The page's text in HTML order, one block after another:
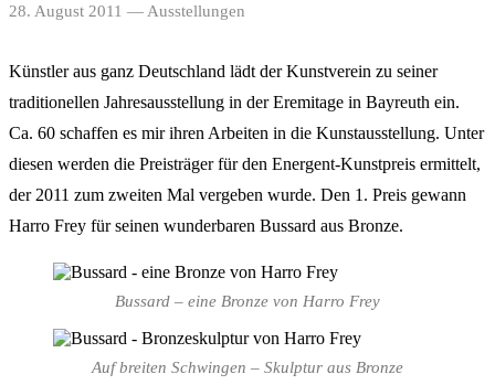
28. August 2011 — Ausstellungen
Künstler aus ganz Deutschland lädt der Kunstverein zu seiner
traditionellen Jahresausstellung in der Eremitage in Bayreuth ein.
Ca. 60 schaffen es mir ihren Arbeiten in die Kunstausstellung. Unter
diesen werden die Preisträger für den Energent-Kunstpreis ermittelt,
der 2011 zum zweiten Mal vergeben wurde. Den 1. Preis gewann
Harro Frey für seinen wunderbaren Bussard aus Bronze.
Bussard – eine Bronze von Harro Frey
Auf breiten Schwingen – Skulptur aus Bronze